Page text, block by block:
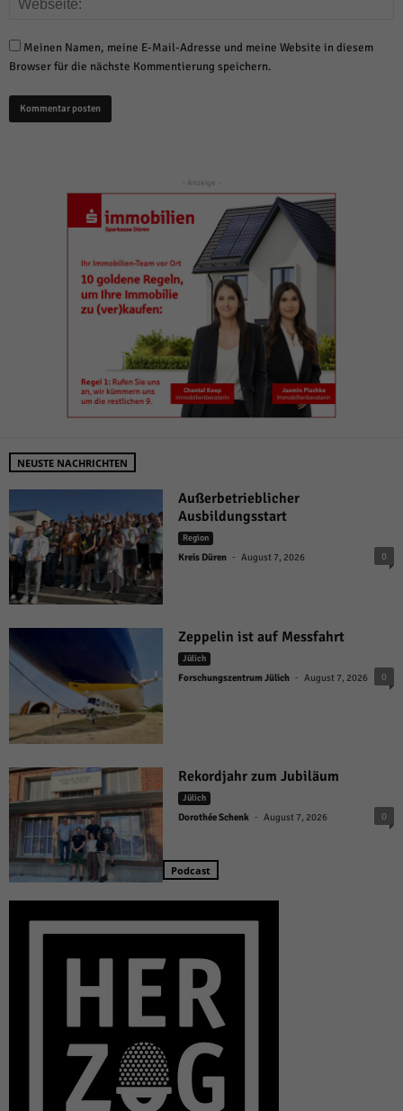
Meinen Namen, meine E-Mail-Adresse und meine Website in diesem
Browser für die nächste Kommentierung speichern.
- Anzeige -
NEUSTE NACHRICHTEN
Außerbetrieblicher
Ausbildungsstart
Region
Kreis Düren - August 7, 2026 0
Zeppelin ist auf Messfahrt
Jülich
Forschungszentrum Jülich - August 7, 2026 0
Rekordjahr zum Jubiläum
Jülich
Dorothée Schenk - August 7, 2026 0
Podcast